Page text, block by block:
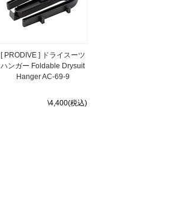
[ PRODIVE ] ドライスーツ
ハンガー Foldable Drysuit
Hanger AC-69-9
\4,400(税込)